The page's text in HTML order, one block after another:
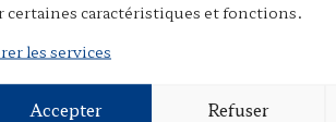
certaines caractéristiques et fonctions.
les services
Accepter Refuser